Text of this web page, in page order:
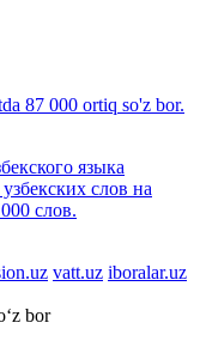
87 000 ortiq so'z bor.
языка
слов на
слов.
vatt.uz iboralar.uz
bor